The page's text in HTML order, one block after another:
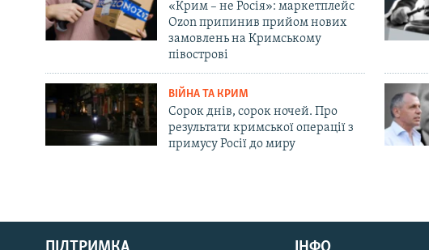
Русский
«Крим – не Росія»: маркетплейс
Ozon припинив прийом нових
замовлень на Кримському
півострові
ВІЙНА ТА КРИМ
Сорок днів, сорок ночей. Про
результати кримської операції з
примусу Росії до миру